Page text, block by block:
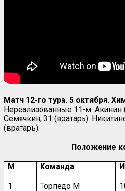
Матч 12-го тура. 5 октября.
Нереализованные 11-м: Акинин
Семячкин, 31 (вратарь).
(вратарь).
Положение
М Команда И
1 Торпедо М